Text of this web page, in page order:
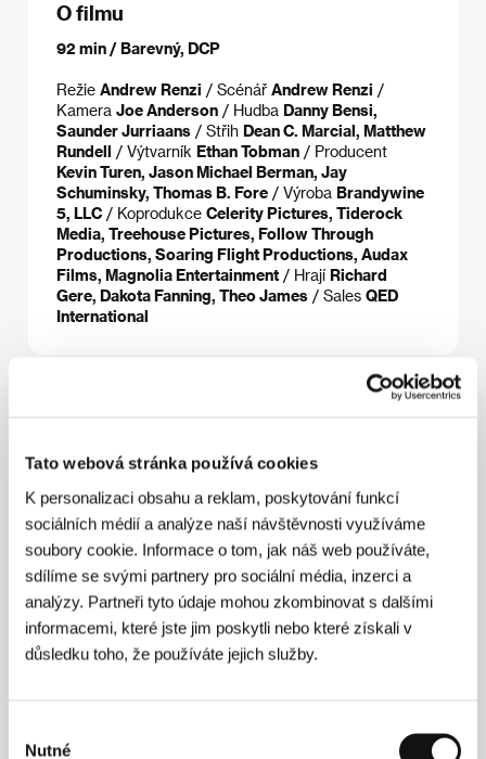
Tato webová stránka používá cookies
K personalizaci obsahu a reklam, poskytování funkcí
sociálních médií a analýze naší návštěvnosti využíváme
soubory cookie. Informace o tom, jak náš web používáte,
sdílíme se svými partnery pro sociální média, inzerci a
analýzy. Partneři tyto údaje mohou zkombinovat s dalšími
informacemi, které jste jim poskytli nebo které získali v
důsledku toho, že používáte jejich služby.
souhlasu
Nutné
O filmu
92 min / Barevný, DCP
Režie Andrew Renzi / Scénář Andrew Renzi /
Kamera Joe Anderson / Hudba Danny Bensi,
Saunder Jurriaans / Střih Dean C. Marcial, Matthew
Rundell / Výtvarník Ethan Tobman / Producent
Kevin Turen, Jason Michael Berman, Jay
Schuminsky, Thomas B. Fore / Výroba Brandywine
5, LLC / Koprodukce Celerity Pictures, Tiderock
Media, Treehouse Pictures, Follow Through
Productions, Soaring Flight Productions, Audax
Films, Magnolia Entertainment / Hrají Richard
Gere, Dakota Fanning, Theo James / Sales QED
International